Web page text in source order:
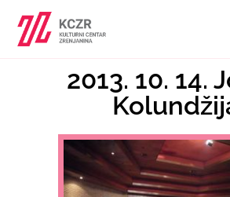
2013. 10. 14.